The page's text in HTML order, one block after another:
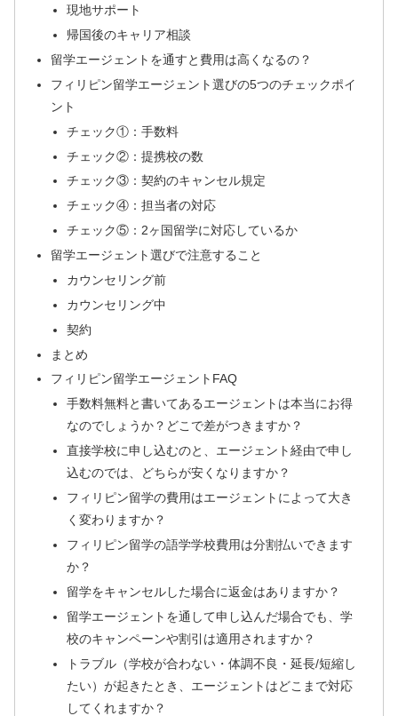
現地サポート
帰国後のキャリア相談
留学エージェントを通すと費用は高くなるの？
フィリピン留学エージェント選びの5つのチェックポイ
ント
チェック①：手数料
チェック②：提携校の数
チェック③：契約のキャンセル規定
チェック④：担当者の対応
チェック⑤：2ヶ国留学に対応しているか
留学エージェント選びで注意すること
カウンセリング前
カウンセリング中
契約
まとめ
フィリピン留学エージェントFAQ
手数料無料と書いてあるエージェントは本当にお得
なのでしょうか？どこで差がつきますか？
直接学校に申し込むのと、エージェント経由で申し
込むのでは、どちらが安くなりますか？
フィリピン留学の費用はエージェントによって大き
く変わりますか？
フィリピン留学の語学学校費用は分割払いできます
か？
留学をキャンセルした場合に返金はありますか？
留学エージェントを通して申し込んだ場合でも、学
校のキャンペーンや割引は適用されますか？
トラブル（学校が合わない・体調不良・延長/短縮し
たい）が起きたとき、エージェントはどこまで対応
してくれますか？